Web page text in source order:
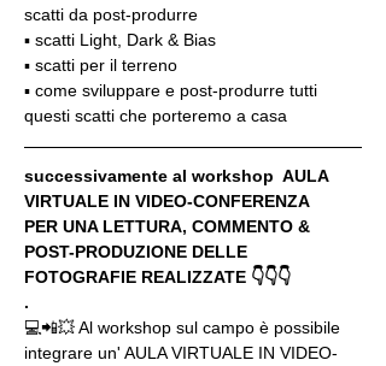
scatti da post-produrre
▪️ scatti Light, Dark & Bias
▪️ scatti per il terreno
▪️ come sviluppare e post-produrre tutti
questi scatti che porteremo a casa
successivamente al workshop  AULA
VIRTUALE IN VIDEO-CONFERENZA
PER UNA LETTURA, COMMENTO &
POST-PRODUZIONE DELLE
FOTOGRAFIE REALIZZATE 👇👇👇
.
💻📲💥 Al workshop sul campo è possibile
integrare un' AULA VIRTUALE IN VIDEO-